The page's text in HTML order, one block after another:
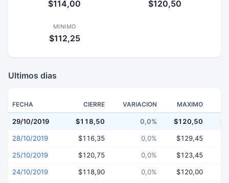
$114,00 $120,50
MINIMO
$112,25
Ultimos dias
FECHA CIERRE VARIACION MAXIMO
29/10/2019 $118,50 0,0% $120,50
28/10/2019 $116,35 0,0% $129,45
25/10/2019 $120,75 0,0% $123,45
24/10/2019 $118,90 0,0% $120,00